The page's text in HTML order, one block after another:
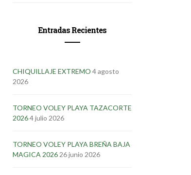
Entradas Recientes
CHIQUILLAJE EXTREMO 4 agosto
2026
TORNEO VOLEY PLAYA TAZACORTE
20264 julio 2026
TORNEO VOLEY PLAYA BREÑA BAJA
MAGICA 2026 26 junio 2026